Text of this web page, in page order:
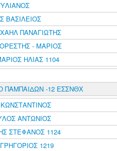
ΒΑΣΙΛΕΙΟΣ
ΠΑΝΑΓΙΩΤΗΣ
- ΜΑΡΙΟΣ
ΗΛΙΑΣ 1104
ΠΑΜΠΑΙΔΩΝ -12 ΕΣΣΝΘΧ
ΑΝΤΩΝΙΟΣ
ΣΤΕΦΑΝΟΣ 1124
1219